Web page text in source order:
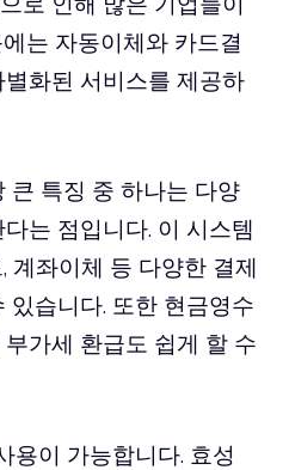
는 자동이체와 카드결
화된 서비스를 제공하
큰 특징 중 하나는 다양
는 점입니다. 이 시스템
계좌이체 등 다양한 결제
있습니다. 또한 현금영수
가세 환급도 쉽게 할 수
용이 가능합니다. 효성